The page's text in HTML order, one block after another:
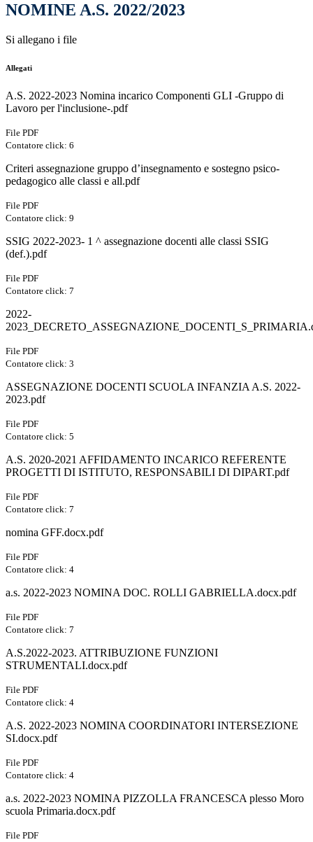
NOMINE A.S. 2022/2023
Si allegano i file
Allegati
A.S. 2022-2023 Nomina incarico Componenti GLI -Gruppo di
Lavoro per l'inclusione-.pdf
File PDF
Contatore click: 6
Criteri assegnazione gruppo d’insegnamento e sostegno psico-
pedagogico alle classi e all.pdf
File PDF
Contatore click: 9
SSIG 2022-2023- 1 ^ assegnazione docenti alle classi SSIG
(def.).pdf
File PDF
Contatore click: 7
2022-
File PDF
Contatore click: 3
ASSEGNAZIONE DOCENTI SCUOLA INFANZIA A.S. 2022-
2023.pdf
File PDF
Contatore click: 5
A.S. 2020-2021 AFFIDAMENTO INCARICO REFERENTE
PROGETTI DI ISTITUTO, RESPONSABILI DI DIPART.pdf
File PDF
Contatore click: 7
nomina GFF.docx.pdf
File PDF
Contatore click: 4
a.s. 2022-2023 NOMINA DOC. ROLLI GABRIELLA.docx.pdf
File PDF
Contatore click: 7
A.S.2022-2023. ATTRIBUZIONE FUNZIONI
STRUMENTALI.docx.pdf
File PDF
Contatore click: 4
A.S. 2022-2023 NOMINA COORDINATORI INTERSEZIONE
SI.docx.pdf
File PDF
Contatore click: 4
a.s. 2022-2023 NOMINA PIZZOLLA FRANCESCA plesso Moro
scuola Primaria.docx.pdf
File PDF